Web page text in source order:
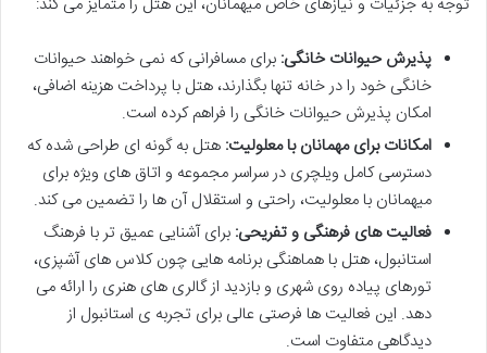
پذیرش حیوانات خانگی: برای مسافرانی که نمی خواهند حیوانات
خانگی خود را در خانه تنها بگذارند، هتل با پرداخت هزینه اضافی،
امکان پذیرش حیوانات خانگی را فراهم کرده است.
امکانات برای مهمانان با معلولیت: هتل به گونه ای طراحی شده که
دسترسی کامل ویلچری در سراسر مجموعه و اتاق های ویژه برای
میهمانان با معلولیت، راحتی و استقلال آن ها را تضمین می کند.
فعالیت های فرهنگی و تفریحی: برای آشنایی عمیق تر با فرهنگ
استانبول، هتل با هماهنگی برنامه هایی چون کلاس های آشپزی،
تورهای پیاده روی شهری و بازدید از گالری های هنری را ارائه می
دهد. این فعالیت ها فرصتی عالی برای تجربه ی استانبول از
دیدگاهی متفاوت است.